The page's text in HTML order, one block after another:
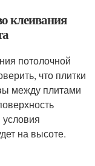
клеивания
потолочной
что плитки
между плитами
на высоте.